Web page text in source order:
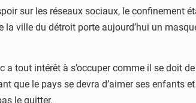
sur les réseaux sociaux, le confinement
ville du détroit porte aujourd’hui un
a tout intérêt à s’occuper comme il se doit
que le pays se devra d’aimer ses enfants
le quitter.